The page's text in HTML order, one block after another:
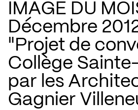
IMAGE DU
Décembre
"Projet de
Collège
par les
Gagnier